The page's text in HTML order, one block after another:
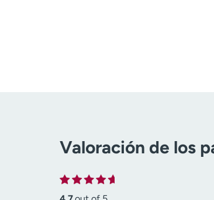
Valoración de los